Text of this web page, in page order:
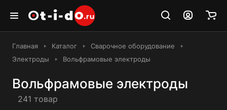
Главная Каталог
Сварочное оборудование
Электроды
Вольфрамовые электроды
Вольфрамовые электроды
241 товар